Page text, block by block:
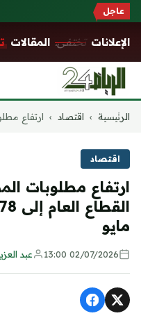
عاجل
الإعلانات تختفي. المقالات
التجاوز
الرئيسية › اقتصاد › ارتفاع
اقتصاد
ارتفاع مطلوبات
مايو
02/07/2026 13:00 عبد